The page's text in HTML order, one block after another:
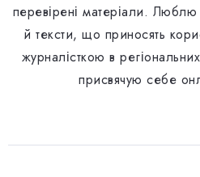
перевірені матеріали. Люблю
й тексти, що приносять
журналісткою в
присвячую себе